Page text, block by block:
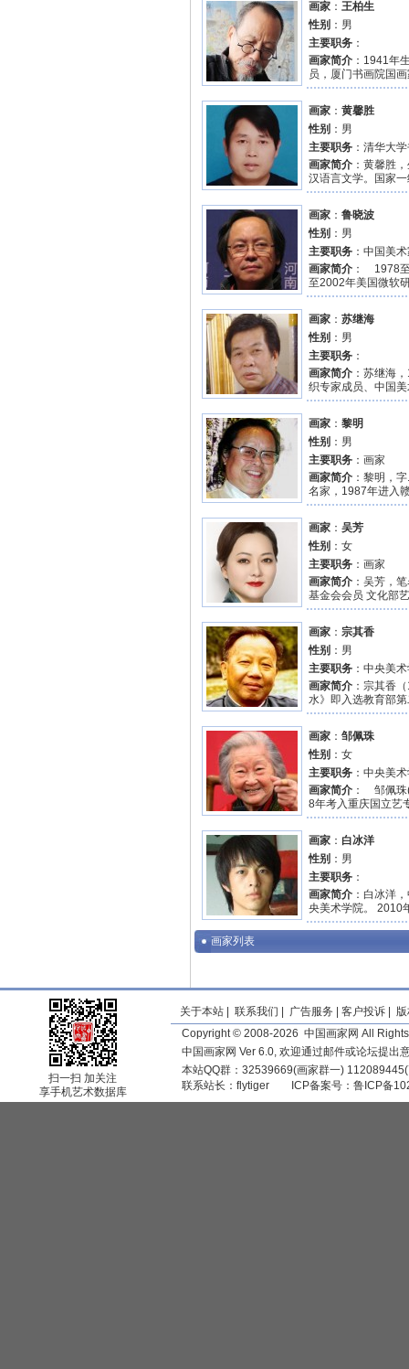
画家 ：王柏生
性别 ：男
主要职务 ：
画家简介 ：1941年
员，厦门书画院国
画家 ：黄馨胜
性别 ：男
主要职务 ：清华大
画家简介 ：黄馨胜
汉语言文学。国家
画家 ：鲁晓波
性别 ：男
主要职务 ：中国美
画家简介 ： 1978
至2002年美国微软
画家 ：苏继海
性别 ：男
主要职务 ：
画家简介 ：苏继海
织专家成员、中国
画家 ：黎明
性别 ：男
主要职务 ：画家
画家简介 ：黎明，
名家，1987年进入
画家 ：吴芳
性别 ：女
主要职务 ：画家
画家简介 ：吴芳，
基金会会员 文化部
画家 ：宗其香
性别 ：男
主要职务 ：中央美
画家简介 ：宗其香
水》即入选教育部
画家 ：邹佩珠
性别 ：女
主要职务 ：中央美
画家简介 ： 邹佩珠
8年考入重庆国立艺
画家 ： 白冰洋
性别 ：男
主要职务 ：
画家简介 ：白冰洋
央美术学院。 2010
画家列表
扫一扫 加关注
享手机艺术数据库
关于本站 联系我们 广告服务 客户投诉
Copyright © 2008-2026 中国画家网 All
中国画家网 Ver 6.0, 欢迎通过邮件或论坛提出
本站QQ群：32539669(画家群一)
联系站长： flytiger ICP备案号： 鲁ICP备